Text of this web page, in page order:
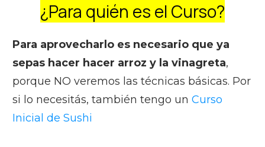
¿Para quién es el Curso?
Para aprovecharlo es necesario que ya
sepas hacer hacer arroz y la vinagreta,
porque NO veremos las técnicas básicas. Por
si lo necesitás, también tengo un Curso
Inicial de Sushi